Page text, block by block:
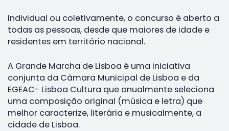
Individual ou coletivamente, o concurso é aberto a
todas as pessoas, desde que maiores de idade e
residentes em território nacional.
A Grande Marcha de Lisboa é uma iniciativa
conjunta da Câmara Municipal de Lisboa e da
EGEAC- Lisboa Cultura que anualmente seleciona
uma composição original (música e letra) que
melhor caracterize, literária e musicalmente, a
cidade de Lisboa.